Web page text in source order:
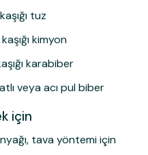
tuz
kimyon
karabiber
veya acı pul biber
için
tava yöntemi için